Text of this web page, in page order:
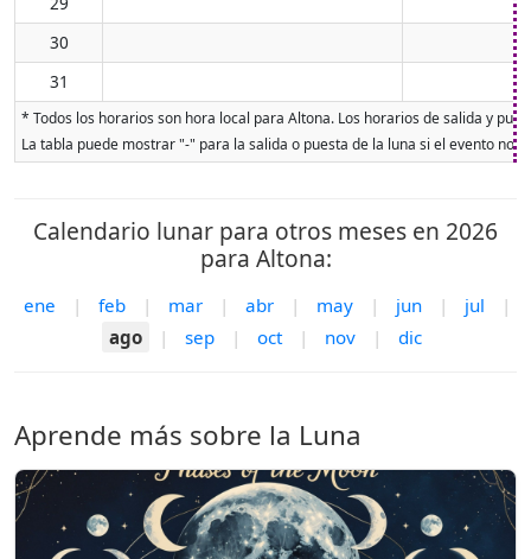
30
31
* Todos los horarios son hora local para Altona. Los horarios de salida y
La tabla puede mostrar "-" para la salida o puesta de la luna si el evento no
Calendario lunar para otros meses en 2026
para Altona:
ene | feb | mar | abr | may | jun | jul
|
ago
| sep | oct | nov | dic
Aprende más sobre la Luna